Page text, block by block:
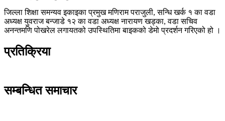
जिल्ला शिक्षा समन्यव इकाइका प्रमुख मणिराम पराजुली, सन्धि खर्क १ का वडा
अध्यक्ष युवराज बन्जाडे १२ का वडा अध्यक्ष नारायण खड्का, वडा सचिव
अनन्तमणि पोखरेल लगायतको उपस्थितिमा बाइकको डेमो प्रदर्शन गरिएको हो ।
प्रतिक्रिया
सम्बन्धित समाचार